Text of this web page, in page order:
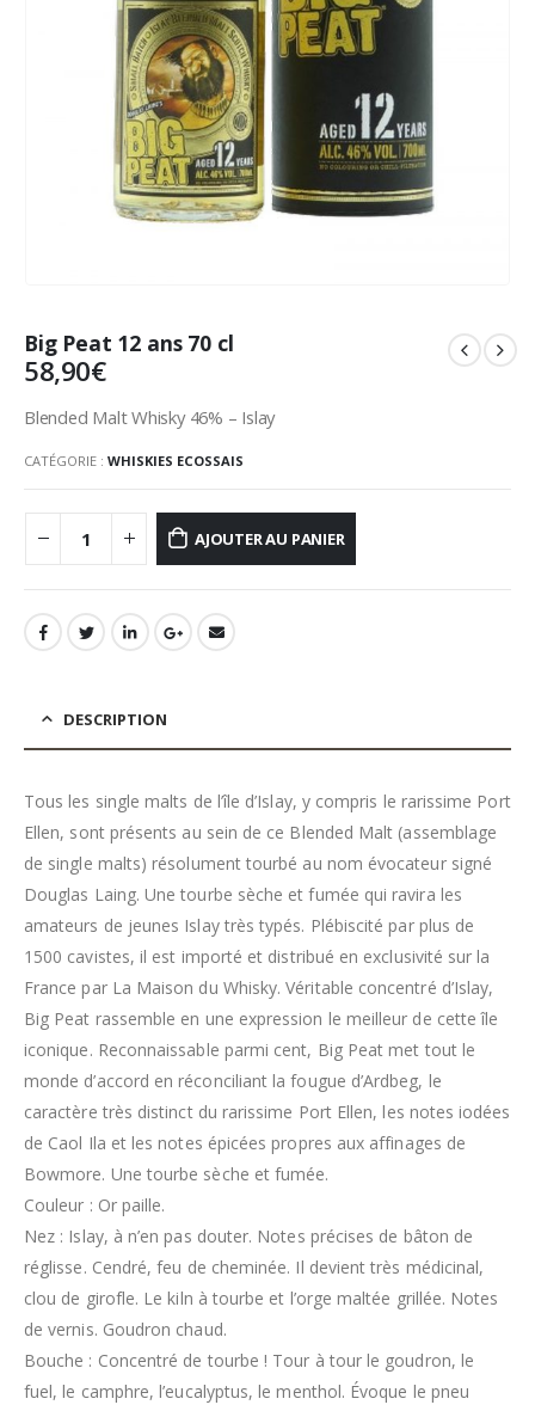
Big Peat 12 ans 70 cl
58,90€
Blended Malt Whisky 46% – Islay
CATÉGORIE : WHISKIES ECOSSAIS
AJOUTER AU PANIER
DESCRIPTION
Tous les single malts de l’île d’Islay, y compris le rarissime Port
Ellen, sont présents au sein de ce Blended Malt (assemblage
de single malts) résolument tourbé au nom évocateur signé
Douglas Laing. Une tourbe sèche et fumée qui ravira les
amateurs de jeunes Islay très typés. Plébiscité par plus de
1500 cavistes, il est importé et distribué en exclusivité sur la
France par La Maison du Whisky. Véritable concentré d’Islay,
Big Peat rassemble en une expression le meilleur de cette île
iconique. Reconnaissable parmi cent, Big Peat met tout le
monde d’accord en réconciliant la fougue d’Ardbeg, le
caractère très distinct du rarissime Port Ellen, les notes iodées
de Caol Ila et les notes épicées propres aux affinages de
Bowmore. Une tourbe sèche et fumée.
Couleur : Or paille.
Nez : Islay, à n’en pas douter. Notes précises de bâton de
réglisse. Cendré, feu de cheminée. Il devient très médicinal,
clou de girofle. Le kiln à tourbe et l’orge maltée grillée. Notes
de vernis. Goudron chaud.
Bouche : Concentré de tourbe ! Tour à tour le goudron, le
fuel, le camphre, l’eucalyptus, le menthol. Évoque le pneu